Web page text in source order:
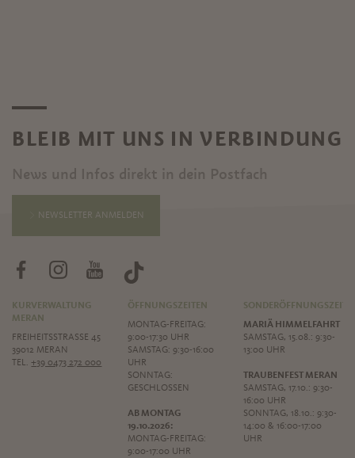
BLEIB MIT UNS IN VERBINDUNG
News und Infos direkt in dein Postfach
NEWSLETTER ANMELDEN
KURVERWALTUNG
MERAN
FREIHEITSSTRASSE 45
39012 MERAN
TEL.+39 0473 272 000
ÖFFNUNGSZEITEN
MONTAG-FREITAG:
9:00-17:30 UHR
SAMSTAG: 9:30-16:00
UHR
SONNTAG:
GESCHLOSSEN
AB MONTAG
19.10.2026:
MONTAG-FREITAG:
9:00-17:00 UHR
MARIÄ HIMMELFAHRT
SAMSTAG, 15.08.: 9:30-
13:00 UHR
TRAUBENFEST MERAN
SAMSTAG, 17.10.: 9:30-
16:00 UHR
SONNTAG, 18.10.: 9:30-
14:00 & 16:00-17:00
UHR